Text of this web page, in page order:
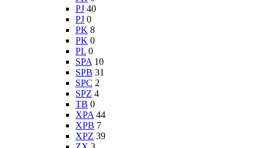
PJ 40
PJ 0
PK 8
PK 0
PL 0
SPA 10
SPB 31
SPC 2
SPZ 4
TB 0
XPA 44
XPB 7
XPZ 39